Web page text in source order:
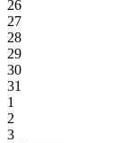
26
27
28
29
30
31
1
2
3